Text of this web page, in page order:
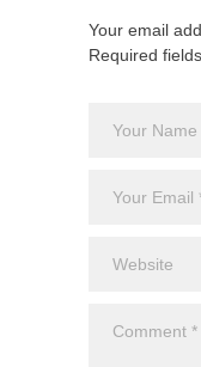
Your email
Required